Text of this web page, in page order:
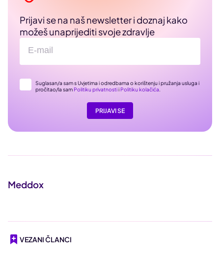
Prijavi se na naš newsletter i doznaj kako
možeš unaprijediti svoje zdravlje
Suglasan/a sam s Uvjetima i odredbama o korištenju i pružanja usluga i
pročitao/la sam Politiku privatnostii Politiku kolačića.
PRIJAVI SE
Meddox
VEZANI ČLANCI